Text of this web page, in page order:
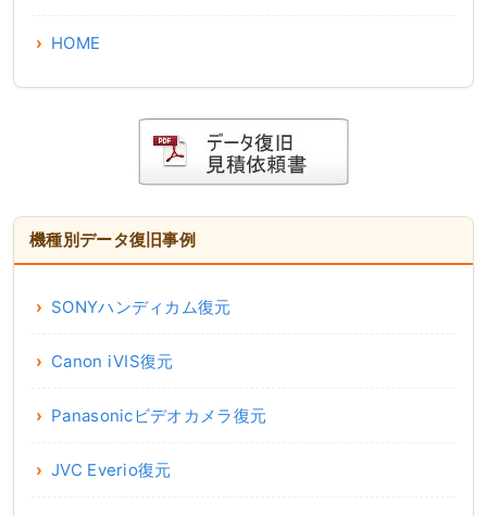
HOME
機種別データ復旧事例
SONYハンディカム復元
Canon iVIS復元
Panasonicビデオカメラ復元
JVC Everio復元